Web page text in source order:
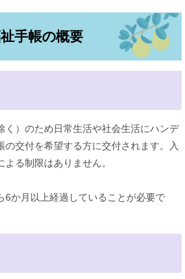
手帳の概要
く）のため日常生活や社会生活にハンデ
の交付を希望する方に交付されます。入
る制限はありません。
6か月以上経過していることが必要で